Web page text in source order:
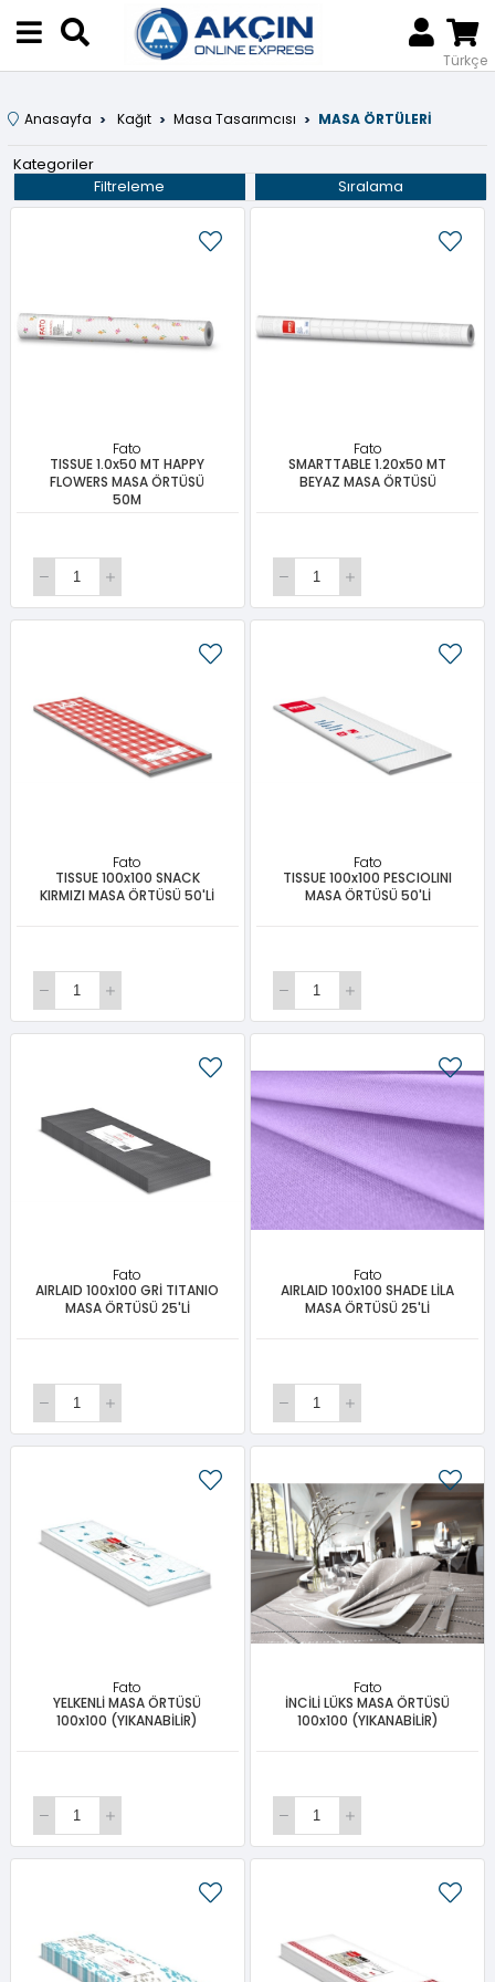
Türkçe
Anasayfa Kağıt Masa Tasarımcısı MASA ÖRTÜLERİ
Kategoriler
Filtreleme
Sıralama
Fato
TISSUE 1.0x50 MT HAPPY
FLOWERS MASA ÖRTÜSÜ
50M
Fato
SMARTTABLE 1.20x50 MT
BEYAZ MASA ÖRTÜSÜ
Fato
TISSUE 100x100 SNACK
KIRMIZI MASA ÖRTÜSÜ 50'Lİ
Fato
TISSUE 100x100 PESCIOLINI
MASA ÖRTÜSÜ 50'Lİ
Fato
AIRLAID 100x100 GRİ TITANIO
MASA ÖRTÜSÜ 25'Lİ
Fato
AIRLAID 100x100 SHADE LİLA
MASA ÖRTÜSÜ 25'Lİ
Fato
YELKENLİ MASA ÖRTÜSÜ
100x100 (YIKANABİLİR)
Fato
İNCİLİ LÜKS MASA ÖRTÜSÜ
100x100 (YIKANABİLİR)